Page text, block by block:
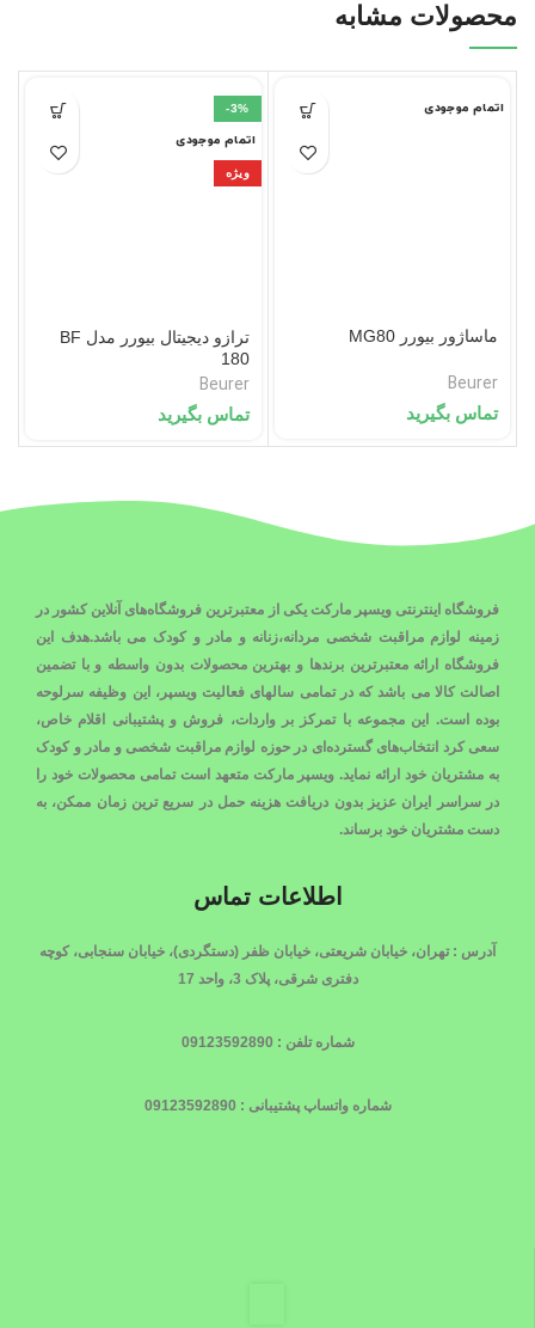
محصولات مشابه
اتمام موجودی
ماساژور بیورر MG80
Beurer
تماس بگیرید
-3%
اتمام موجودی
ویژه
ترازو دیجیتال بیورر مدل BF
180
Beurer
تماس بگیرید
فروشگاه اینترنتی ویسپر مارکت یکی از معتبرترین فروشگاه‌های آنلاین کشور در
زمینه لوازم مراقبت شخصی مردانه،زنانه و مادر و کودک می باشد.هدف این
فروشگاه ارائه معتبرترین برندها و بهترین محصولات بدون واسطه و با تضمین
اصالت کالا می باشد که در تمامی سالهای فعالیت ویسپر، این وظیفه سرلوحه
بوده است. این مجموعه با تمرکز بر واردات، فروش و پشتیبانی اقلام خاص،
سعی کرد انتخاب‌های گسترده‌‌ای در حوزه لوازم مراقبت شخصی و مادر و کودک
به مشتریان خود ارائه نماید. ویسپر مارکت متعهد است تمامی محصولات خود را
در سراسر ایران عزیز بدون دریافت هزینه حمل در سریع ترین زمان ممکن، به
دست مشتریان خود برساند.
اطلاعات تماس
آدرس : تهران، خیابان شریعتی، خیابان ظفر (دستگردی)، خیابان سنجابی، کوچه
دفتری شرقی، پلاک 3، واحد 17
شماره تلفن : 09123592890
شماره واتساپ پشتیبانی : 09123592890